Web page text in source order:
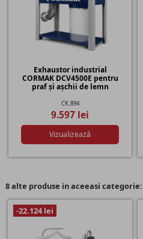
Exhaustor industrial
CORMAK DCV4500E pentru
praf și așchii de lemn
CK.894
9.597 lei
Vizualizează
8 alte produse in aceeasi categorie:
-22.124 lei